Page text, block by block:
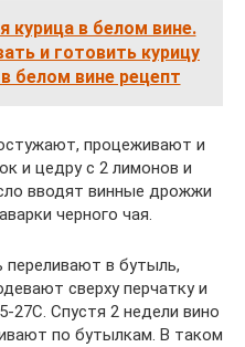
курица в белом вине.
и готовить курицу
белом вине рецепт
процеживают и
и цедру с 2 лимонов и
вводят винные дрожжи
черного чая.
переливают в бутыль,
сверху перчатку и
27С. Спустя 2 недели вино
по бутылкам. В таком